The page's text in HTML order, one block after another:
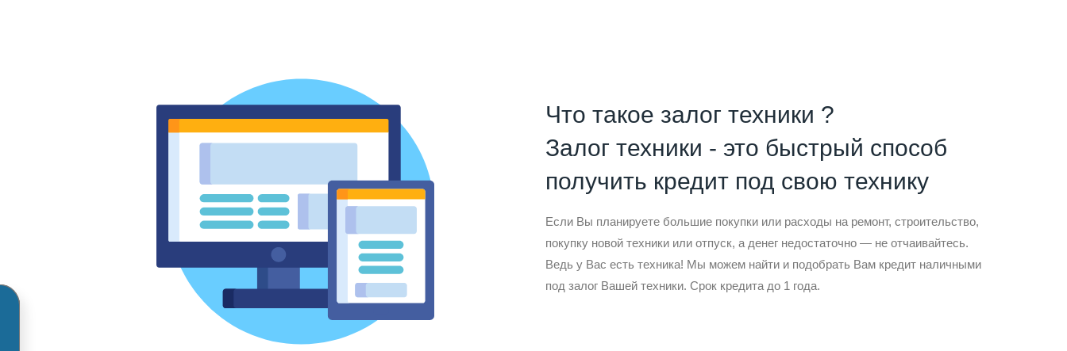
Что такое залог техники ?
Залог техники - это быстрый способ
получить кредит под свою технику
Если Вы планируете большие покупки или расходы на ремонт, строительство,
покупку новой техники или отпуск, а денег недостаточно — не отчаивайтесь.
Ведь у Вас есть техника! Мы можем найти и подобрать Вам кредит наличными
под залог Вашей техники. Срок кредита до 1 года.